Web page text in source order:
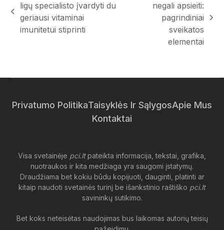
previous
post:
ligų specialisto įvardyti du
geriausi vitaminai
imunitetui stiprinti
negali apsieiti:
pagrindiniai
sveikatos
elementai
Privatumo PolitikaTaisyklės Ir SąlygosApie Mus
Kontaktai
Visa svetainėje pci.ltpateikta informacija, tekstai, grafika,
nuotraukos ir kita medžiaga yra saugomi įstatymų.
Draudžiama bet kokiu būdu kopijuoti, dauginti, platinti ar
kitaip naudoti svetainės turinį be išankstinio raštiško pci.lt
savininkų sutikimo.
Bet koks neteisėtas naudojimas bus laikomas autorių teisių